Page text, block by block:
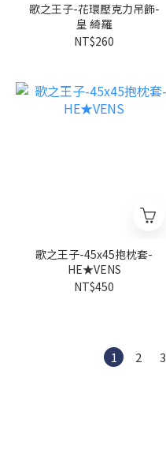
歌之王子-花環壓克力吊飾-
皇 綺羅
NT$260
歌之王子-45x45抱枕套-
HE★VENS
NT$450
1 2 3